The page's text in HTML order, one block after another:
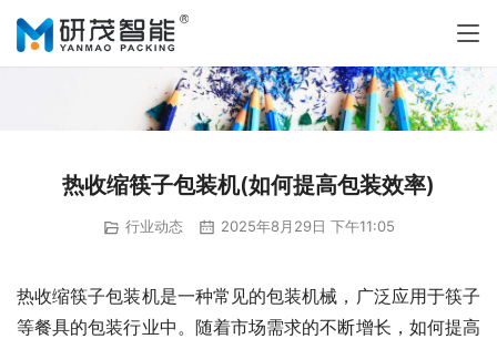
热收缩筷子包装机(如何提高包装效率)
行业动态 2025年8月29日 下午11:05
热收缩筷子包装机是一种常见的包装机械，广泛应用于筷子
等餐具的包装行业中。随着市场需求的不断增长，如何提高